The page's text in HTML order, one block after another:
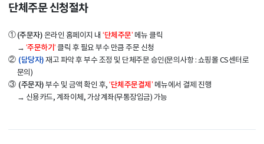
단체주문 신청절차
① (주문자) 온라인 홈페이지 내‘단체주문’ 메뉴 클릭
→ ‘주문하기‘ 클릭 후 필요 부수 만큼 주문 신청
② (담당자) 재고 파악 후 부수 조정 및 단체주문 승인(문의사항 : 쇼핑몰 CS센터로
문의)
③ (주문자) 부수 및 금액 확인 후,‘단체주문결제’ 메뉴에서 결제 진행
→ 신용카드, 계좌이체, 가상계좌(무통장입금) 가능